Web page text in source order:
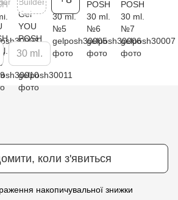
30 ml.
коли з'явиться
накопичувальної знижки